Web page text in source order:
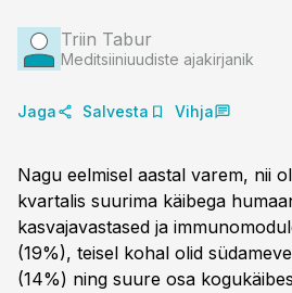
Triin Tabur
Meditsiiniuudiste ajakirjanik
Jaga Salvesta Vihja
Nagu eelmisel aastal varem, nii
kvartalis suurima käibega
kasvajavastased ja
(19%), teisel kohal olid
(14%) ning suure osa